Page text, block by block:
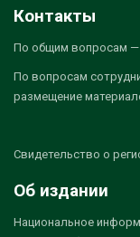
Контакты
По общим вопросам —
По вопросам
размещение
Свидетельство о
Об издании
Национальное